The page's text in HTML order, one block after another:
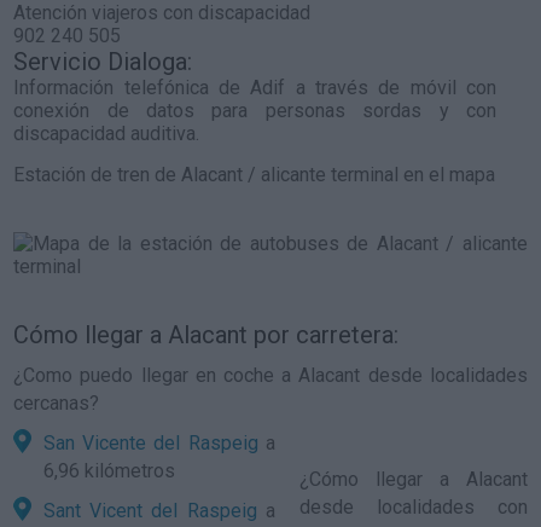
Atención viajeros con discapacidad
902 240 505
Servicio Dialoga:
Información telefónica de Adif a través de móvil con
conexión de datos para personas sordas y con
discapacidad auditiva.
Estación de tren de Alacant / alicante terminal en el mapa
Cómo llegar a Alacant por carretera:
¿Como puedo llegar en coche a Alacant desde localidades
cercanas?
San Vicente del Raspeig a
6,96 kilómetros
Sant Vicent del Raspeig a
¿ Cómo llegar a Alacant
desde localidades con